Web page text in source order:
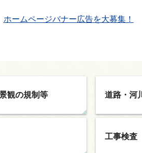
ホームページバナー広告を大募集！
観の規制等 道路・河川
工事検査